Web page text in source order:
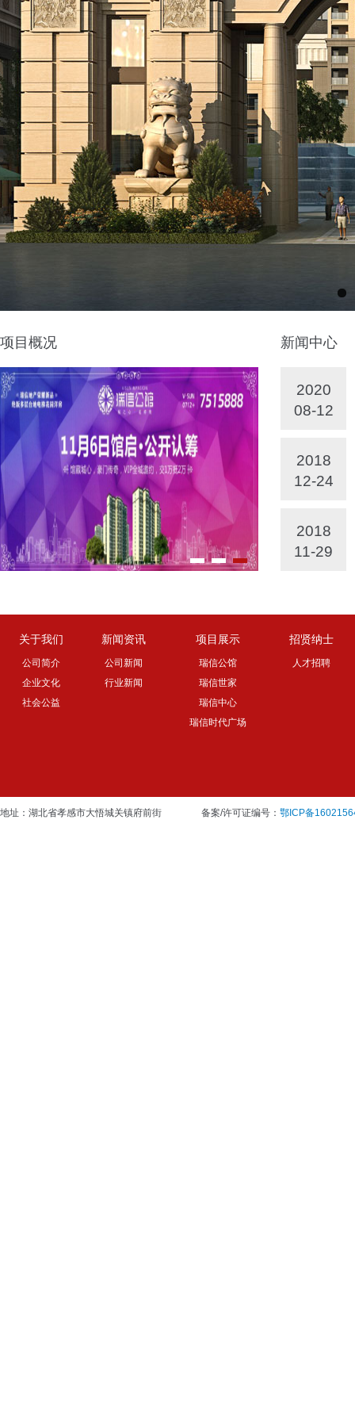
项目概况 新闻中心
2020
08-12
2018
12-24
2018
11-29
关于我们
公司简介
企业文化
社会公益
新闻资讯
公司新闻
行业新闻
项目展示
瑞信公馆
瑞信世家
瑞信中心
瑞信时代广场
招贤纳士
人才招聘
地址：湖北省孝感市大悟城关镇府前街 备案/许可证编号： 鄂ICP备